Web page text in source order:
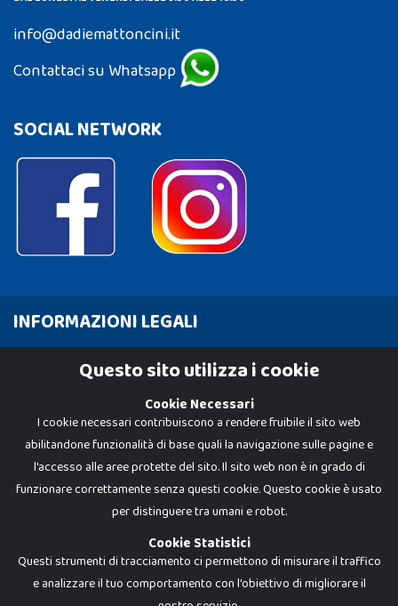
info@dadiemattoncini.it
Contattaci su Whatsapp
SOCIAL NETWORK
INFORMAZIONI LEGALI
Cookie PolicyQuesto sito utilizza i cookie
Cookie Necessari
I cookie necessari contribuiscono a rendere fruibile il sito web
abilitandone funzionalità di base quali la navigazione sulle pagine e
l'accesso alle aree protette del sito. Il sito web non è in grado di
funzionare correttamente senza questi cookie. Questo cookie è usato
per distinguere tra umani e robot.
Cookie Statistici
Questi strumenti di tracciamento ci permettono di misurare il traffico
e analizzare il tuo comportamento con l'obiettivo di migliorare il